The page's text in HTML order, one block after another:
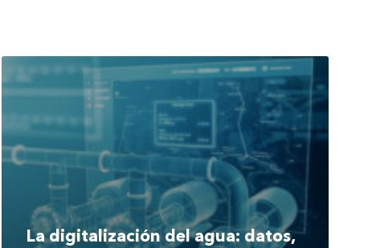
La digitalización del agua: datos,